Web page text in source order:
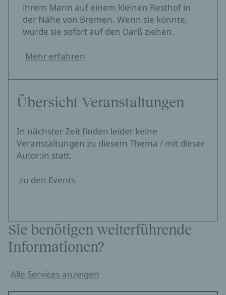
ihrem Mann auf einem kleinen Resthof in
der Nähe von Bremen. Wenn sie könnte,
würde sie sofort auf den Darß ziehen.
Mehr erfahren
Übersicht Veranstaltungen
In nächster Zeit finden leider keine
Veranstaltungen zu diesem Thema / mit dieser
Autor:in statt.
zu den Events
Sie benötigen weiterführende
Informationen?
Alle Services anzeigen